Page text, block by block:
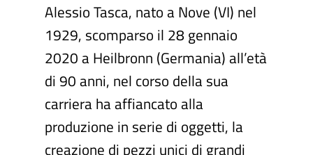
Alessio Tasca, nato a Nove (VI) nel
1929, scomparso il 28 gennaio
2020 a Heilbronn (Germania) all’età
di 90 anni, nel corso della sua
carriera ha affiancato alla
produzione in serie di oggetti, la
creazione di pezzi unici di grandi